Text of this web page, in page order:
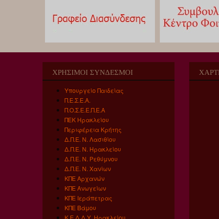
ΧΡΗΣΙΜΟΙ ΣΥΝΔΕΣΜΟΙ
Υπουργείο Παιδείας
Π.Ε.Σ.Ε.Α.
Π.Ο.Σ.Ε.Ε.Π.Ε.Α
ΠΕΚ Ηρακλείου
Περιφέρεια Κρήτης
Δ.Π.Ε. Ν. Λασιθίου
Δ.Π.Ε. Ν. Ηρακλείου
Δ.Π.Ε. Ν. Ρεθύμνου
Δ.Π.Ε. Ν. Χανίων
ΚΠΕ Αρχανών
ΚΠΕ Ανωγείων
ΚΠΕ Ιεράπετρας
ΚΠΕ Βάμου
Κ.Ε.Δ.Δ.Υ. Ηρακλείου